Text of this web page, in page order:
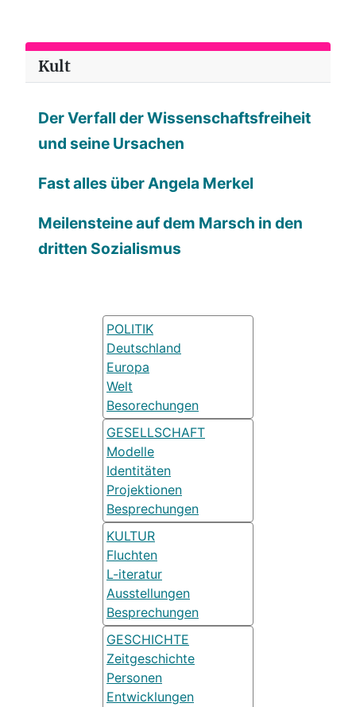
Kult
Der Verfall der Wissenschaftsfreiheit
und seine Ursachen
Fast alles über Angela Merkel
Meilensteine auf dem Marsch in den
dritten Sozialismus
POLITIK
Deutschland
Europa
Welt
Besorechungen
GESELLSCHAFT
Modelle
Identitäten
Projektionen
Besprechungen
KULTUR
Fluchten
L-iteratur
Ausstellungen
Besprechungen
GESCHICHTE
Zeitgeschichte
Personen
Entwicklungen